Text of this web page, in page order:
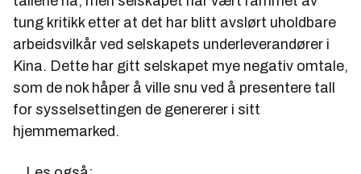
tung kritikk etter at det har blitt avslørt uholdbare
arbeidsvilkår ved selskapets underleverandører i
Kina. Dette har gitt selskapet mye negativ omtale,
som de nok håper å ville snu ved å presentere tall
for sysselsettingen de genererer i sitt
hjemmemarked.